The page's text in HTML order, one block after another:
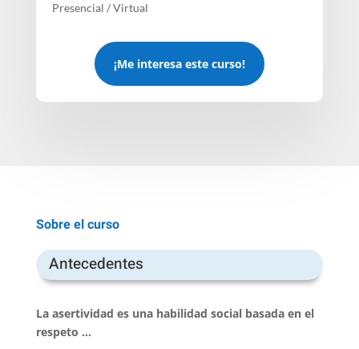
Presencial / Virtual
¡Me interesa este curso!
Sobre el curso
Antecedentes
La asertividad es una habilidad social basada en el
respeto …